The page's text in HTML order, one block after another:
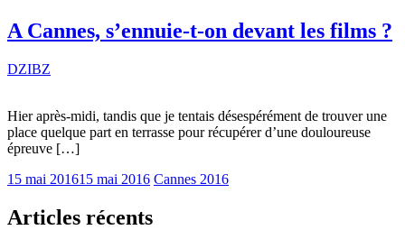
A Cannes, s’ennuie-t-on devant les films ?
DZIBZ
Hier après-midi, tandis que je tentais désespérément de trouver une
place quelque part en terrasse pour récupérer d’une douloureuse
épreuve […]
15 mai 201615 mai 2016 Cannes 2016
Articles récents